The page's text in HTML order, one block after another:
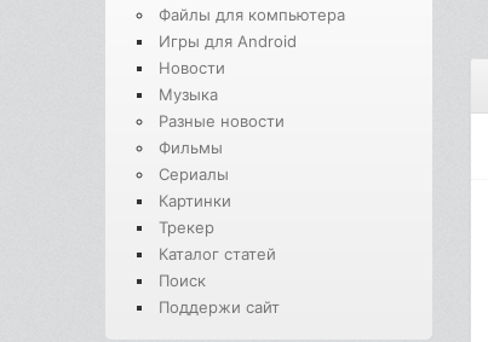
Файлы для компьютера
Игры для Android
Новости
Музыка
Разные новости
Фильмы
Сериалы
Картинки
Трекер
Каталог статей
Поиск
Поддержи сайт